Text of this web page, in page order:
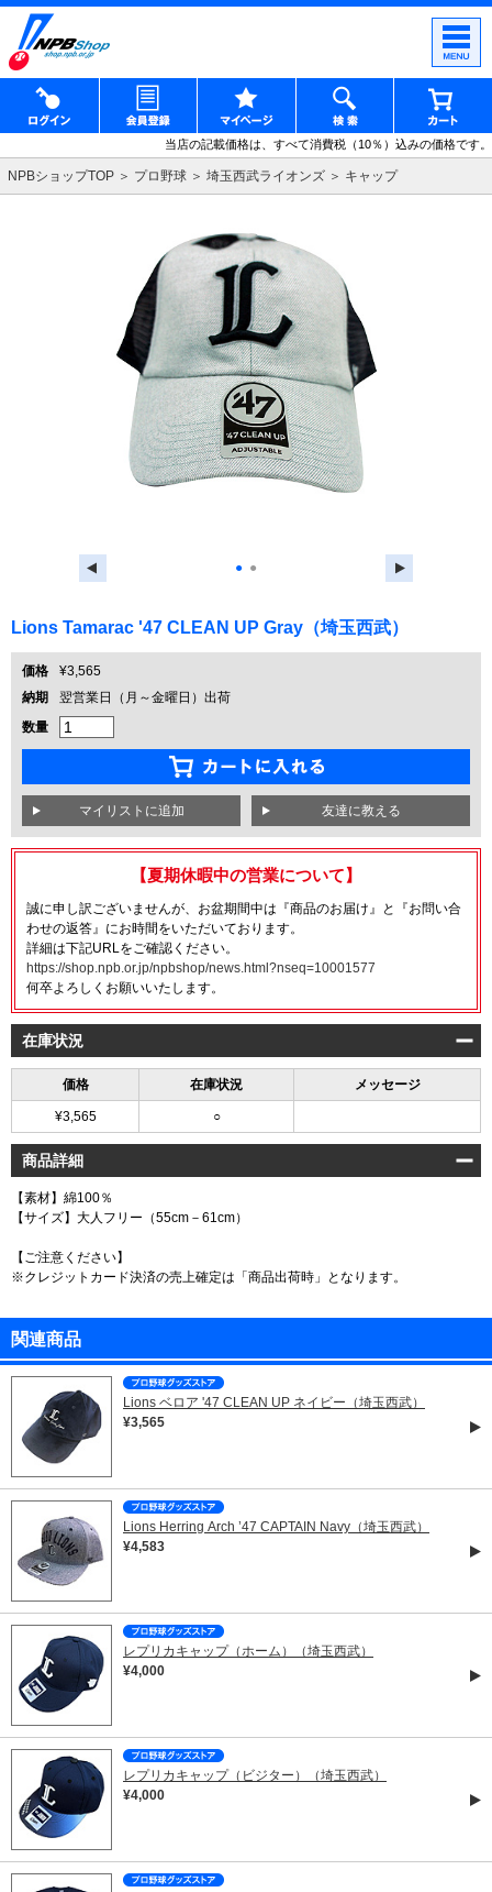
当店の記載価格は、すべて消費税（10％）込みの価格です。
NPBショップTOP プロ野球 埼玉西武ライオンズ キャップ
● ●
Lions Tamarac '47 CLEAN UP Gray（埼玉西武）
価格
¥3,565
納期
翌営業日（月～金曜日）出荷
数量
友達に教える
【夏期休暇中の営業について】
誠に申し訳ございませんが、お盆期間中は『商品のお届け』と『お問い合
わせの返答』にお時間をいただいております。
詳細は下記URLをご確認ください。
https://shop.npb.or.jp/npbshop/news.html?nseq=10001577
何卒よろしくお願いいたします。
在庫状況
価格 在庫状況 メッセージ
¥3,565 ○
商品詳細
【素材】綿100％
【サイズ】大人フリー（55cm－61cm）
【ご注意ください】
※クレジットカード決済の売上確定は「商品出荷時」となります。
関連商品
Lions ベロア '47 CLEAN UP ネイビー（埼玉西武）
¥3,565
Lions Herring Arch ’47 CAPTAIN Navy（埼玉西武）
¥4,583
レプリカキャップ（ホーム）（埼玉西武）
¥4,000
レプリカキャップ（ビジター）（埼玉西武）
¥4,000